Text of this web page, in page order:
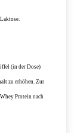
(in der Dose)
zu erhöhen. Zur
Protein nach